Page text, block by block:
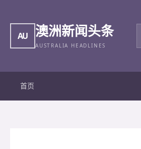
AU 澳洲新闻头条
AUSTRALIA HEADLINES
首页